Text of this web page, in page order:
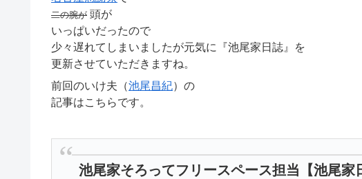
二の腕が 頭が
いっぱいだったので
少々遅れてしまいましたが元気に『池尾家日誌』を
更新させていただきますね。
前回のいけ夫（池尾昌紀）の
記事はこちらです。
池尾家そろってフリースペース担当【池尾